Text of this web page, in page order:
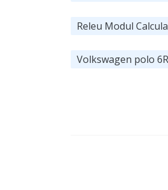
Releu Modul
Volkswagen polo